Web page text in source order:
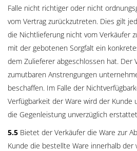
Falle nicht richtiger oder nicht
vom Vertrag zurückzutreten. Dies gilt
die Nichtlieferung nicht vom Verkäufer
mit der gebotenen Sorgfalt ein
dem Zulieferer abgeschlossen hat. Der
zumutbaren Anstrengungen
beschaffen. Im Falle der
Verfügbarkeit der Ware wird der Kunde
die Gegenleistung unverzüglich
5.5 Bietet der Verkäufer die Ware zur
Kunde die bestellte Ware innerhalb der